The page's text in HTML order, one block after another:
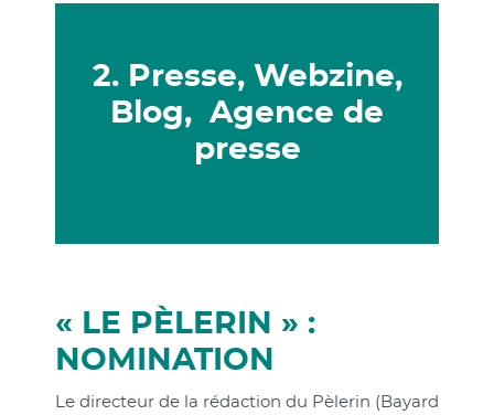
2. Presse, Webzine,
Blog, Agence de
presse
« LE PÈLERIN » :
NOMINATION
Le directeur de la rédaction du Pèlerin (Bayard